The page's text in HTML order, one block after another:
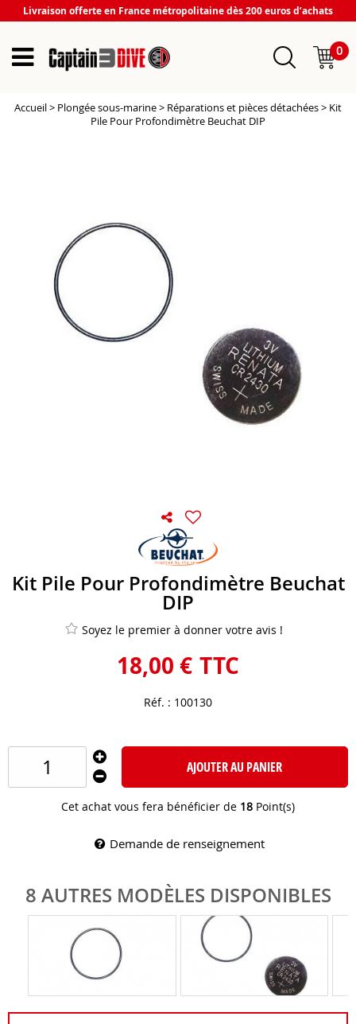
Livraison offerte en France métropolitaine dès 200 euros d’achats
0
Accueil> Plongée sous-marine> Réparations et pièces détachées> Kit
Pile Pour Profondimètre Beuchat DIP
Kit Pile Pour Profondimètre Beuchat
DIP
Soyez le premier à donner votre avis !
18,00 € TTC
Réf. : 100130
AJOUTER AU PANIER
Cet achat vous fera bénéficier de 18 Point(s)
Demande de renseignement
8 AUTRES MODÈLES DISPONIBLES